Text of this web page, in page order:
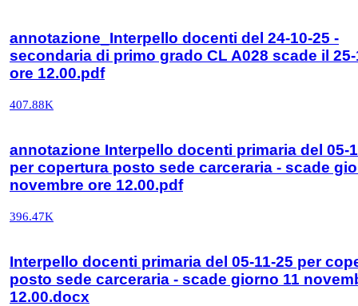
annotazione_Interpello docenti del 24-10-25 -
secondaria di primo grado CL A028 scade il 25-
ore 12.00.pdf
407.88K
annotazione Interpello docenti primaria del 05-
per copertura posto sede carceraria - scade
novembre ore 12.00.pdf
396.47K
Interpello docenti primaria del 05-11-25 per
posto sede carceraria - scade giorno 11
12.00.docx